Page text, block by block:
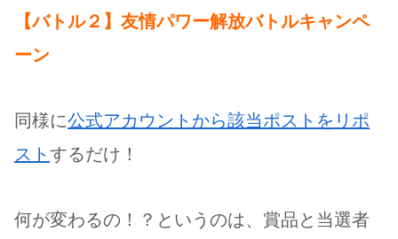
【バトル２】友情パワー解放バトルキャンペ
ーン
同様に公式アカウントから該当ポストをリポ
スト するだけ！
何が変わるの！？というのは、賞品と当選者